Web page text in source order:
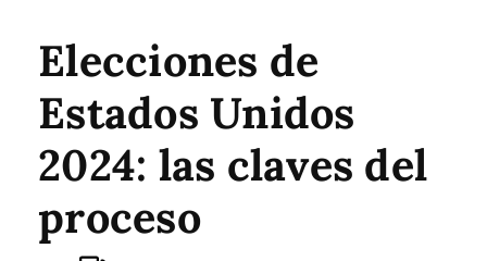
Elecciones de
Estados Unidos
2024: las claves del
proceso